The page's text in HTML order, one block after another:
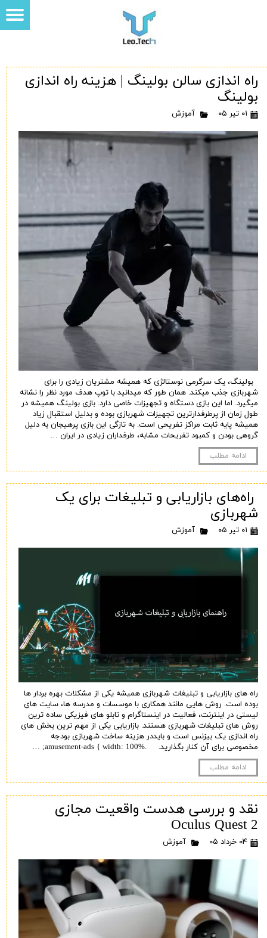
راه اندازی سالن بولینگ |‌ هزینه راه اندازی
بولینگ
۰۱ تیر ۰۵ آموزش
بولینگ، یک سرگرمی نوستالژی که همیشه مشتریان زیادی را برای
شهربازی جذب میکند. همان طور که میدانید با توپ هدف مورد نظر را نشانه
میگیرد. اما این بازی دستگاه و تجهیزات خاصی دارد. بازی بولینگ همیشه در
طول زمان از پرطرفدارترین تجهیزات شهربازی بوده و بدلیل استقبال زیاد
همیشه پایه ثابت مراکز تفریحی است. به تازگی این بازی پرهیجان به دلیل
گروهی بودن و کمبود تفریحات مشابه، طرفداران زیادی در ایران …
ادامه مطلب
راه‌های بازاریابی و تبلیغات برای یک
شهربازی
۰۱ تیر ۰۵ آموزش
راه های بازاریابی و تبلیغات شهربازی همیشه یکی از مشکلات بهره بردار ها
بوده است. روش هایی مانند همکاری با موسسات و مدرسه ها، سایت های
لیستی در اینترنت، فعالیت در اینستاگرام و تابلو های فیزیکی ساده ترین
روش های تبلیغات شهربازی هستند. بازاریابی یکی از مهم ترین بخش های
راه اندازی یک بیزنس است و بایددر هزینه ساخت شهربازی بودجه
مخصوصی برای آن کنار بگذارید. .amusement-ads { width: 100%; …
ادامه مطلب
نقد و بررسی هدست واقعیت مجازی
Oculus Quest 2
۰۴ خرداد ۰۵ آموزش